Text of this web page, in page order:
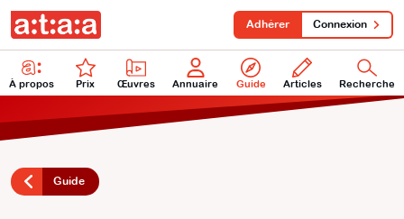
À propos Prix Œuvres Annuaire Guide Articles Recherche
Adhérer Connexion
Guide